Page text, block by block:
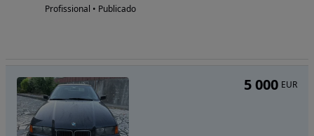
Profissional • Publicado
5 000 EUR